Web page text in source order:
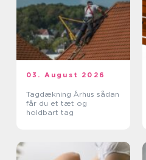
03. August 2026
Tagdækning Århus sådan
får du et tæt og
holdbart tag